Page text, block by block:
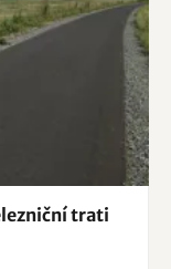
trati